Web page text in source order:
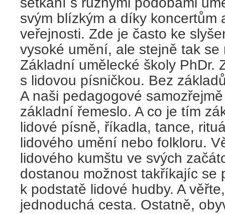
svým blízkým a díky koncertům
veřejnosti. Zde je často ke
vysoké umění, ale stejně tak
Základní umělecké školy PhDr.
s lidovou písničkou. Bez
A naši pedagogové
základní řemeslo. A co je tím
lidové písně, říkadla, tance,
lidového umění nebo folkloru.
lidového kumštu ve svých
dostanou možnost takříkajíc se
k podstatě lidové hudby. A
jednoduchá cesta. Ostatně,